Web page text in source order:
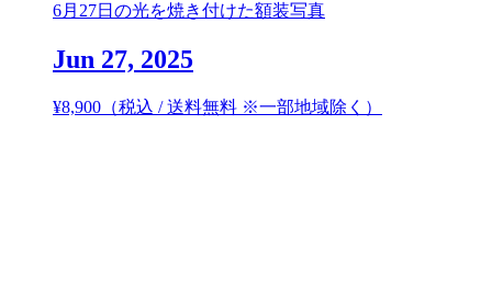
6月27日の光を焼き付けた額装写真
Jun 27, 2025
¥8,900 （税込 / 送料無料 ※一部地域除く）